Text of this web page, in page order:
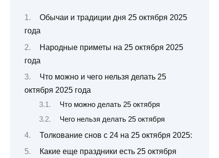
Обычаи и традиции дня 25 октября 2025
года
Народные приметы на 25 октября 2025
года
Что можно и чего нельзя делать 25
октября 2025 года
Что можно делать 25 октября
Чего нельзя делать 25 октября
Толкование снов с 24 на 25 октября 2025:
Какие еще праздники есть 25 октября